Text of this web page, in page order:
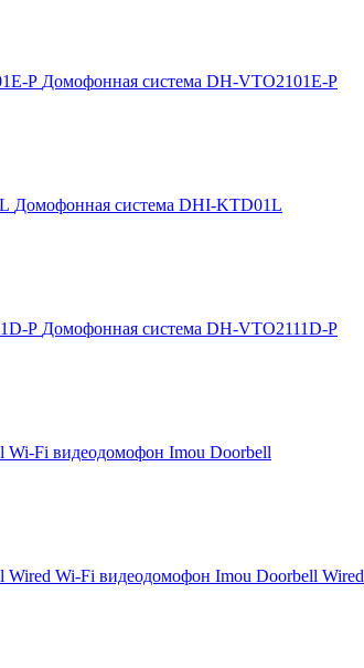
Домофонная система DH-VTO2101E-P
Домофонная система DHI-KTD01L
Домофонная система DH-VTO2111D-P
Wi-Fi видеодомофон Imou Doorbell
Wi-Fi видеодомофон Imou Doorbell Wired